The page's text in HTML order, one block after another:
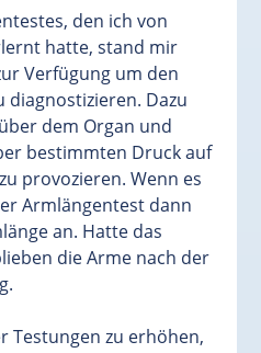
den ich von
hatte, stand mir
Verfügung um den
diagnostizieren. Dazu
dem Organ und
bestimmten Druck auf
provozieren. Wenn es
Armlängentest dann
an. Hatte das
die Arme nach der
Testungen zu erhöhen,